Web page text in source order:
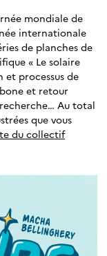
mondiale de
internationale
de planches de
« Le solaire
et processus de
et retour
Au total
que vous
du collectif